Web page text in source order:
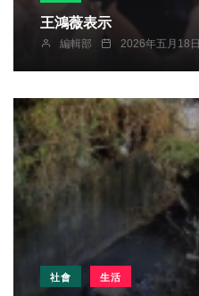
王鴻薇表示
編輯部 2026年五月18日
社會 生活